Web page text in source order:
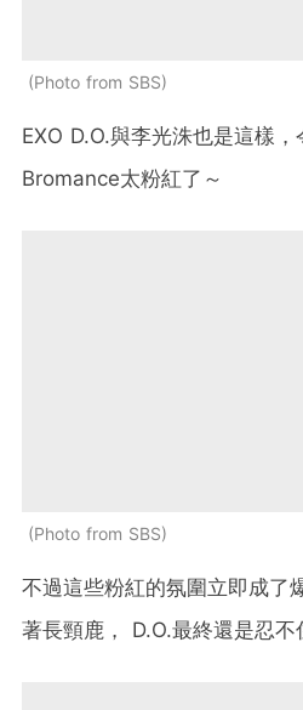
Photo from SBS
EXO D.O.與李光洙也是這樣
Bromance太粉紅了～
Photo from SBS
不過這些粉紅的氛圍立即成了
著長頸鹿， D.O.最終還是忍不